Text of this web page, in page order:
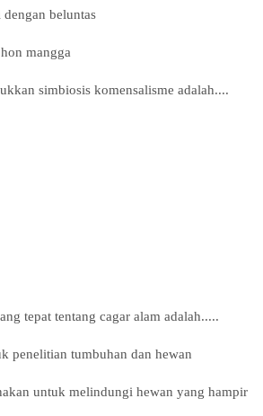
beluntas
mangga
simbiosis komensalisme adalah....
tepat tentang cagar alam adalah.....
penelitian tumbuhan dan hewan
untuk melindungi hewan yang hampir